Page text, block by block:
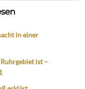
in einer
ist –